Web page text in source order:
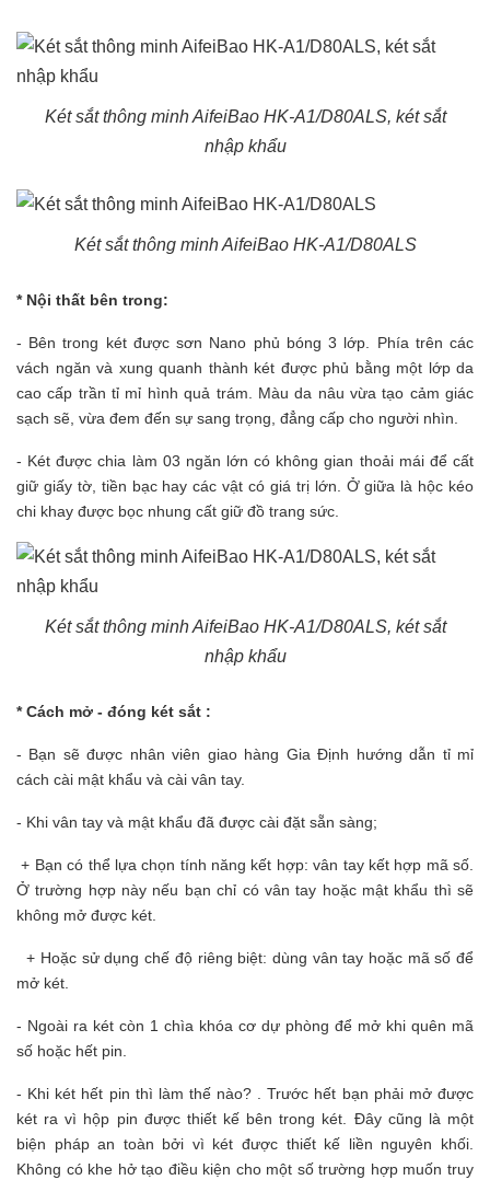
Két sắt thông minh AifeiBao HK-A1/D80ALS, két sắt
nhập khẩu
Két sắt thông minh AifeiBao HK-A1/D80ALS
* Nội thất bên trong:
- Bên trong két được sơn Nano phủ bóng 3 lớp. Phía trên các
vách ngăn và xung quanh thành két được phủ bằng một lớp da
cao cấp trần tỉ mỉ hình quả trám. Màu da nâu vừa tạo cảm giác
sạch sẽ, vừa đem đến sự sang trọng, đẳng cấp cho người nhìn.
- Két được chia làm 03 ngăn lớncó không gian thoải mái để cất
giữ giấy tờ, tiền bạc hay các vật có giá trị lớn. Ở giữa là hộc kéo
chi khay được bọc nhung cất giữ đồ trang sức.
Két sắt thông minh AifeiBao HK-A1/D80ALS, két sắt
nhập khẩu
* Cách mở - đóng két sắt :
- Bạn sẽ được nhân viên giao hàng Gia Định hướng dẫn tỉ mỉ
cách cài mật khẩu và cài vân tay.
- Khi vân tay và mật khẩu đã được cài đặt sẵn sàng;
+ Bạn có thể lựa chọn tính năng kết hợp: vân tay kết hợp mã số.
Ở trường hợp này nếu bạn chỉ có vân tay hoặc mật khẩu thì sẽ
không mở được két.
+ Hoặc sử dụng chế độ riêng biệt: dùng vân tay hoặc mã số để
mở két.
- Ngoài ra két còn 1 chìa khóa cơ dự phòng để mở khi quên mã
số hoặc hết pin.
- Khi két hết pin thì làm thế nào? . Trước hết bạn phải mở được
két ra vì hộp pin được thiết kế bên trong két. Đây cũng là một
biện pháp an toàn bởi vì két được thiết kế liền nguyên khối.
Không có khe hở tạo điều kiện cho một số trường hợp muốn truy